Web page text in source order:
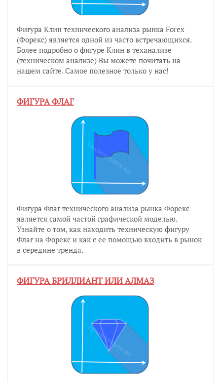
Фигура Клин технического анализа рынка Forex
(Форекс) является одной из часто встречающихся.
Более подробно о фигуре Клин в теханализе
(техническом анализе) Вы можете почитать на
нашем сайте. Самое полезное только у нас!
ФИГУРА ФЛАГ
Фигура Флаг технического анализа рынка Форекс
является самой частой графической моделью.
Узнайте о том, как находить техническую фигуру
Флаг на Форекс и как с ее помощью входить в рынок
в середине тренда.
ФИГУРА БРИЛЛИАНТ ИЛИ АЛМАЗ